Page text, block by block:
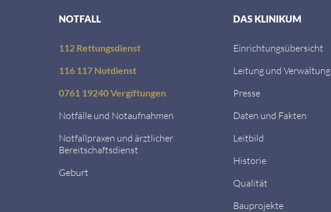
NOTFALL
112 Rettungsdienst
116 117 Notdienst
0761 19240 Vergiftungen
Notfälle und Notaufnahmen
Notfallpraxen und ärztlicher
Bereitschaftsdienst
Geburt
DAS KLINIKUM
Einrichtungsübersicht
Leitung und Verwaltung
Presse
Daten und Fakten
Leitbild
Historie
Qualität
Bauprojekte